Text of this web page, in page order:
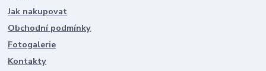
Jak nakupovat
Obchodní podmínky
Fotogalerie
Kontakty